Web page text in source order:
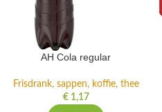
AH Cola regular
Frisdrank, sappen, koffie, thee
€1,17